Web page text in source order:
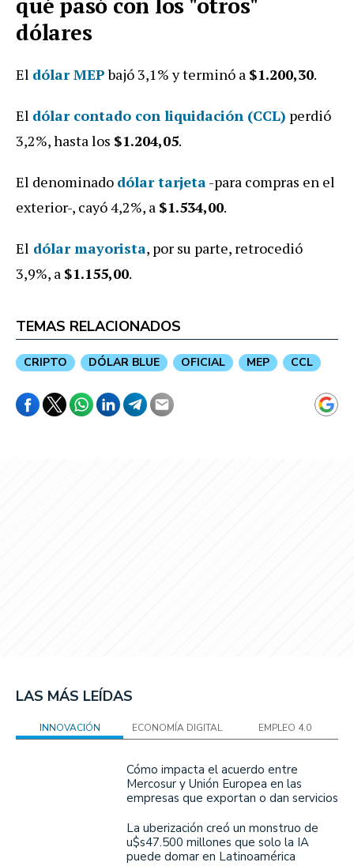
qué pasó con los "otros"
dólares
El dólar MEPbajó 3,1% y terminó a $1.200,30.
El dólar contado con liquidación (CCL) perdió
3,2%, hasta los $1.204,05.
El denominado dólar tarjeta-para compras en el
exterior-, cayó 4,2%, a $1.534,00.
El dólar mayorista, por su parte, retrocedió
3,9%, a $1.155,00.
TEMAS RELACIONADOS
CRIPTO DÓLAR BLUE OFICIAL MEP CCL
LAS MÁS LEÍDAS
INNOVACIÓN ECONOMÍA DIGITAL EMPLEO 4.0
Cómo impacta el acuerdo entre
Mercosur y Unión Europea en las
empresas que exportan o dan servicios
La uberización creó un monstruo de
u$s47.500 millones que solo la IA
puede domar en Latinoamérica